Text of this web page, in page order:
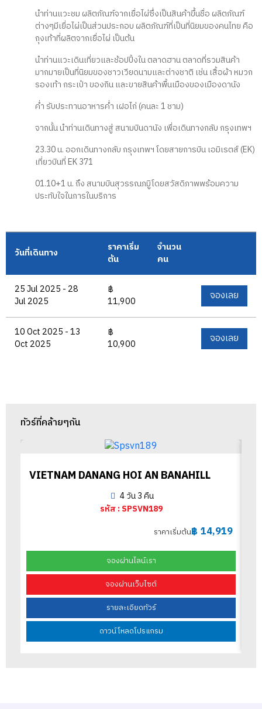
นำท่านแวะชม ผลิตภัณฑ์จากเยื่อไผ่ซึ่งเป็นสินค้าขึ้นชื่อ ผลิตภัณฑ์
ต่างๆมีเยื่อไผ่เป็นส่วนประกอบ ผลิตภัณฑ์ที่เป็นที่นิยมของคนไทย คือ
ถุงเท้าที่ผลิตจากเยื่อไผ่ เป็นต้น
นำท่านแวะเดินเที่ยวและช้อปปิ้งใน ตลาดฮาน ตลาดที่รวมสินค้า
มากมายเป็นที่นิยมของชาวเวียดนามและต่างชาติ เช่น เสื้อผ้า หมวก
รองเท้า กระเป๋า ของกิน และขายสินค้าพื้นเมืองของเมืองดานัง
ค่ำ รับประทานอาหารค่ำ เฝอไก่ (คนละ 1 ชาม)
จากนั้น นำท่านเดินทางสู่ สนามบินดานัง เพื่อเดินทางกลับ กรุงเทพฯ
23.30 น. ออกเดินทางกลับ กรุงเทพฯ โดยสายการบิน เอมิเรตส์ (EK)
เที่ยวบินที่ EK 371
01.10+1 น. ถึง สนามบินสุวรรณภมูิโดยสวัสดิภาพพร้อมความ
ประทับใจในการในบริการ
วันที่เดินทาง
ราคาเริ่ม
ต้น
จำนวน
คน
25 Jul 2025 - 28
Jul 2025
฿
11,900
จองเลย
10 Oct 2025 - 13
Oct 2025
฿
10,900
จองเลย
ทัวร์ที่คล้ายๆกัน
VIETNAM DANANG HOI AN BANAHILL
4 วัน 3 คืน
รหัส : SPSVN189
ราคาเริ่มต้น฿ 14,919
จองผ่านไลน์เรา
จองผ่านเว็บไซต์
รายละเอียดทัวร์
ดาวน์โหลดโปรแกรม